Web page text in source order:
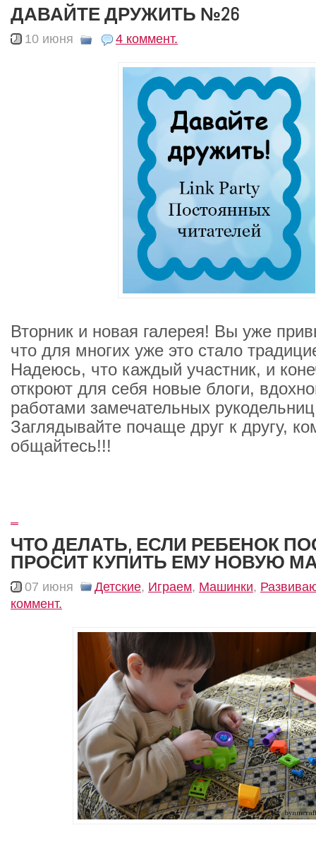
ДАВАЙТЕ ДРУЖИТЬ №26
10 июня 4 коммент.
Вторник и новая галерея! Вы уже
что для многих уже это стало
Надеюсь, что каждый участник, и
откроют для себя новые блоги,
работами замечательных
Заглядывайте почаще друг к другу,
общайтесь!!!
ЧТО ДЕЛАТЬ, ЕСЛИ РЕБЕНОК
ПРОСИТ КУПИТЬ ЕМУ НОВУЮ
07 июня Детские, Играем, Машинки,
коммент.